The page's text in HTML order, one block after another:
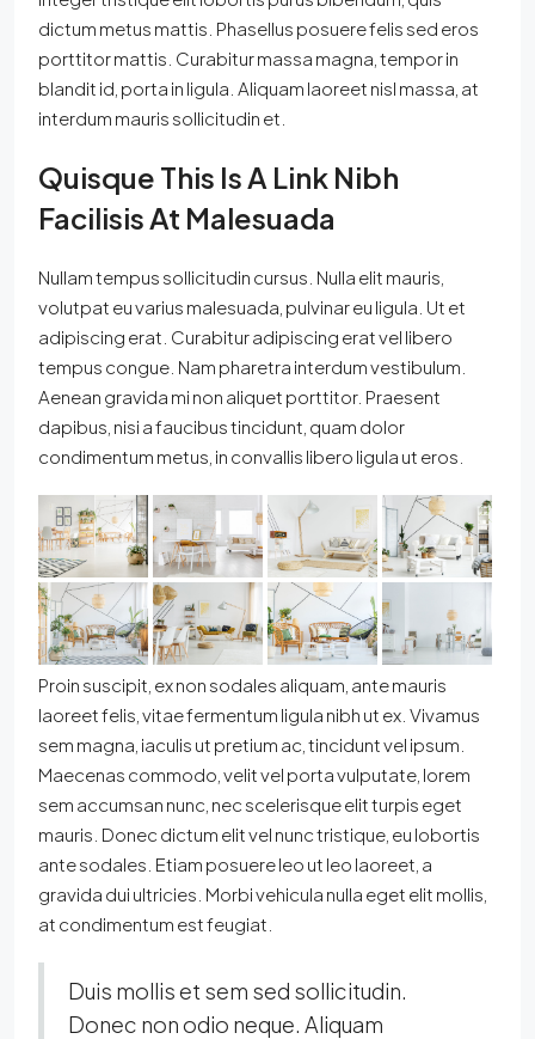
dictum metus mattis. Phasellus posuere felis sed eros
porttitor mattis. Curabitur massa magna, tempor in
blandit id, porta in ligula. Aliquam laoreet nisl massa, at
interdum mauris sollicitudin et.
Quisque This Is A Link Nibh
Facilisis At Malesuada
Nullam tempus sollicitudin cursus. Nulla elit mauris,
volutpat eu varius malesuada, pulvinar eu ligula. Ut et
adipiscing erat. Curabitur adipiscing erat vel libero
tempus congue. Nam pharetra interdum vestibulum.
Aenean gravida mi non aliquet porttitor. Praesent
dapibus, nisi a faucibus tincidunt, quam dolor
condimentum metus, in convallis libero ligula ut eros.
Proin suscipit, ex non sodales aliquam, ante mauris
laoreet felis, vitae fermentum ligula nibh ut ex. Vivamus
sem magna, iaculis ut pretium ac, tincidunt vel ipsum.
Maecenas commodo, velit vel porta vulputate, lorem
sem accumsan nunc, nec scelerisque elit turpis eget
mauris. Donec dictum elit vel nunc tristique, eu lobortis
ante sodales. Etiam posuere leo ut leo laoreet, a
gravida dui ultricies. Morbi vehicula nulla eget elit mollis,
at condimentum est feugiat.
Duis mollis et sem sed sollicitudin.
Donec non odio neque. Aliquam